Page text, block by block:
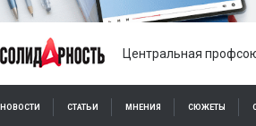
Центральная
НОВОСТИ СТАТЬИ МНЕНИЯ СЮЖЕТЫ